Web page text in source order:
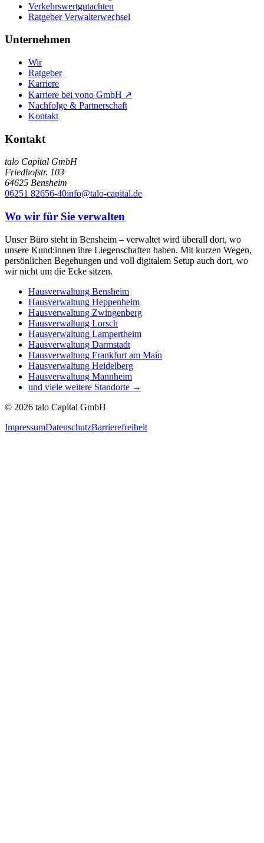
Verkehrswertgutachten
Ratgeber Verwalterwechsel
Unternehmen
Wir
Ratgeber
Karriere
Karriere bei vono GmbH ↗
Nachfolge & Partnerschaft
Kontakt
Kontakt
talo Capital GmbH
Friedhofstr. 103
64625 Bensheim
06251 82656-40info@talo-capital.de
Wo wir für Sie verwalten
Unser Büro steht in Bensheim – verwaltet wird überall dort, wo
unsere Kund:innen ihre Liegenschaften haben. Mit kurzen Wegen,
persönlichen Begehungen und voll digitalem Setup auch dort, wo
wir nicht um die Ecke sitzen.
Hausverwaltung Bensheim
Hausverwaltung Heppenheim
Hausverwaltung Zwingenberg
Hausverwaltung Lorsch
Hausverwaltung Lampertheim
Hausverwaltung Darmstadt
Hausverwaltung Frankfurt am Main
Hausverwaltung Heidelberg
Hausverwaltung Mannheim
und viele weitere Standorte →
© 2026 talo Capital GmbH
ImpressumDatenschutzBarrierefreiheit